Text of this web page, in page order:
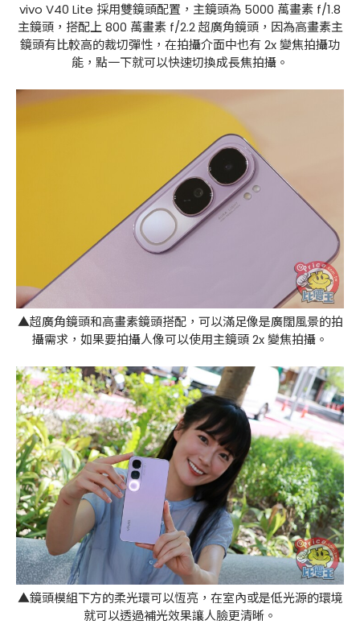
vivo V40 Lite 採用雙鏡頭配置，主鏡頭為 5000 萬畫素 f/1.8
主鏡頭，搭配上 800 萬畫素 f/2.2 超廣角鏡頭，因為高畫素主
鏡頭有比較高的裁切彈性，在拍攝介面中也有 2x 變焦拍攝功
能，點一下就可以快速切換成長焦拍攝。
▲超廣角鏡頭和高畫素鏡頭搭配，可以滿足像是廣闊風景的拍
攝需求，如果要拍攝人像可以使用主鏡頭 2x 變焦拍攝。
▲鏡頭模組下方的柔光環可以恆亮，在室內或是低光源的環境
就可以透過補光效果讓人臉更清晰。